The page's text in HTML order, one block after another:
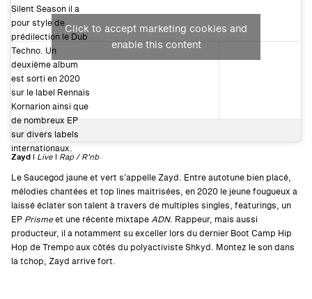
Silent Season il a
pour style de
prédilection le Dub
Techno. Un
deuxième album
est sorti en 2020
sur le label Rennais
Kornarion ainsi que
de nombreux EP
sur divers labels
internationaux.
Click to accept marketing cookies and
enable this content
ZaydI LiveI Rap / R’nb
Le Saucegod jaune et vert s’appelle Zayd. Entre autotune bien placé,
mélodies chantées et top lines maitrisées, en 2020 le jeune fougueux a
laissé éclater son talent à travers de multiples singles, featurings, un
EP Prismeet une récente mixtapeADN. Rappeur, mais aussi
producteur, il a notamment su exceller lors du dernier Boot Camp Hip
Hop de Trempo aux côtés du polyactiviste Shkyd. Montez le son dans
la tchop, Zayd arrive fort.